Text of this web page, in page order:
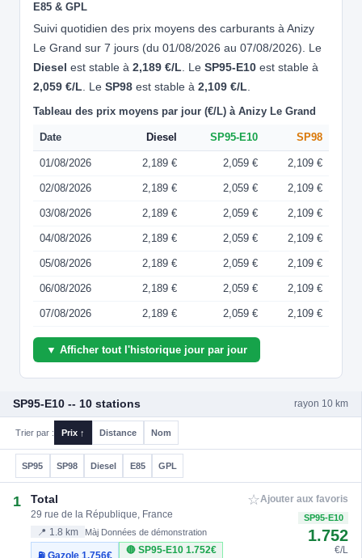
E85 & GPL
Suivi quotidien des prix moyens des carburants à Anizy
Le Grand sur 7 jours (du 01/08/2026 au 07/08/2026). Le
Diesel est stable à 2,189 €/L. Le SP95-E10 est stable à
2,059 €/L. Le SP98 est stable à 2,109 €/L.
Tableau des prix moyens par jour (€/L) à Anizy Le Grand
Date Diesel SP95-E10 SP98
01/08/2026 2,189 € 2,059 € 2,109 €
02/08/2026 2,189 € 2,059 € 2,109 €
03/08/2026 2,189 € 2,059 € 2,109 €
04/08/2026 2,189 € 2,059 € 2,109 €
05/08/2026 2,189 € 2,059 € 2,109 €
06/08/2026 2,189 € 2,059 € 2,109 €
07/08/2026 2,189 € 2,059 € 2,109 €
▼ Afficher tout l'historique jour par jour
SP95-E10 -- 10 stations rayon 10 km
Trier par : Prix ↑ Distance Nom
SP95 SP98 Diesel E85 GPL
1 Total
29 rue de la République, France
📍 1.8 km Màj Données de démonstration
⛽ Gazole1.756€
🔴 SP95-E10 1.752€
☆Ajouter aux favoris
SP95-E10
1.752
€/L